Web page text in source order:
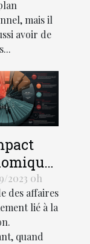
mais il
avoir de
litiges
2023 0h
des affaires
lié à la
quand